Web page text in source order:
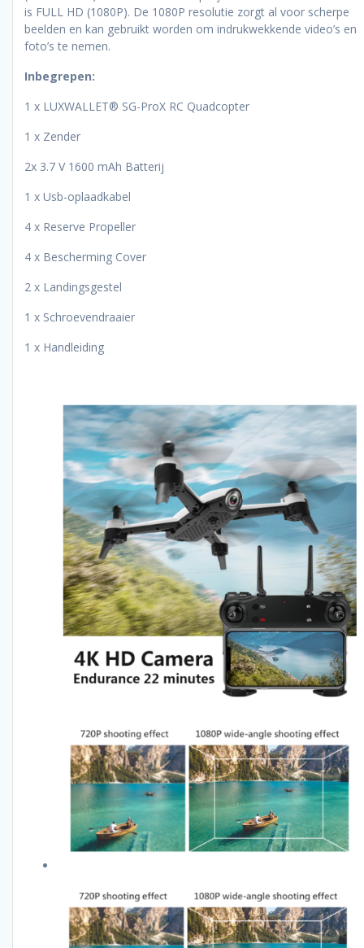
is FULL HD (1080P). De 1080P resolutie zorgt al voor scherpe
beelden en kan gebruikt worden om indrukwekkende video’s en
foto’s te nemen.
Inbegrepen:
1 x LUXWALLET® SG-ProX RC Quadcopter
1 x Zender
2x 3.7 V 1600 mAh Batterij
1 x Usb-oplaadkabel
4 x Reserve Propeller
4 x Bescherming Cover
2 x Landingsgestel
1 x Schroevendraaier
1 x Handleiding